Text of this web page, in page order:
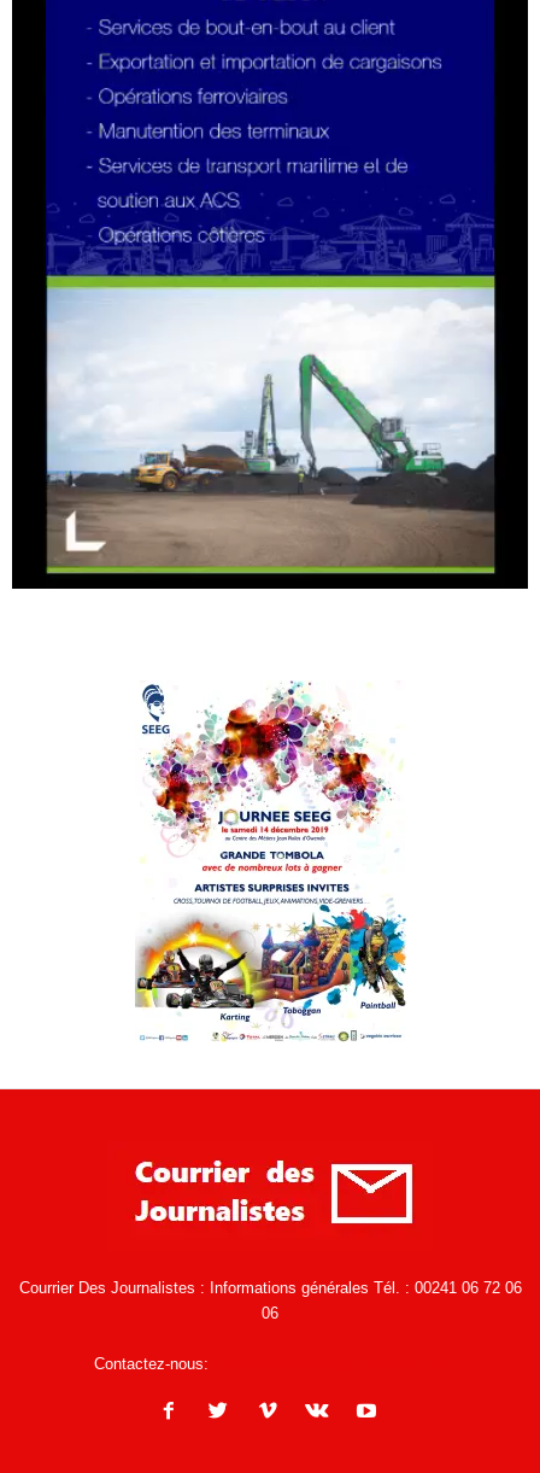
Courrier Des Journalistes : Informations générales Tél. : 00241 06 72 06
06
Contactez-nous: